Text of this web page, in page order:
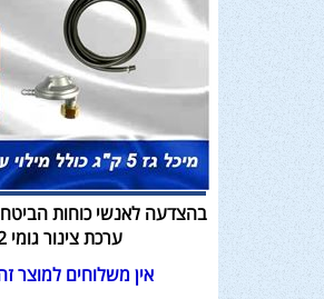
ערכת צינור גומי 2 מטר ווסת גז M
אין משלוחים למוצר